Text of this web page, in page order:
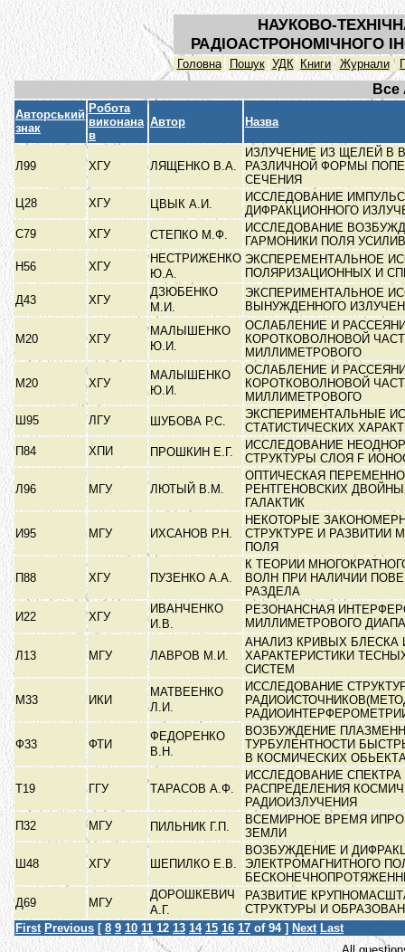
НАУКОВО-
РАДІОАСТРОНОМІЧНОГО
Головна Пошук УДК Книги Журнали
Все
Авторський
знак
Робота
виконана
в
Автор Назва
Л99 ХГУ ЛЯЩЕНКО В.А.
ИЗЛУЧЕНИЕ ИЗ ЩЕЛЕЙ В
РАЗЛИЧНОЙ ФОРМЫ
СЕЧЕНИЯ
Ц28
ХГУ ЦВЫК А.И.
ИССЛЕДОВАНИЕ
ДИФРАКЦИОННОГО
С79
ХГУ СТЕПКО М.Ф.
ИССЛЕДОВАНИЕ
ГАРМОНИКИ ПОЛЯ
Н56
ХГУ
НЕСТРИЖЕНКО
Ю.А.
ЭКСПЕРЕМЕНТАЛЬНОЕ
ПОЛЯРИЗАЦИОННЫХ И
Д43
ХГУ
ДЗЮБЕНКО
М.И.
ЭКСПЕРИМЕНТАЛЬНОЕ
ВЫНУЖДЕННОГО
М20 ХГУ
МАЛЫШЕНКО
Ю.И.
ОСЛАБЛЕНИЕ И
КОРОТКОВОЛНОВОЙ
МИЛЛИМЕТРОВОГО
М20 ХГУ
МАЛЫШЕНКО
Ю.И.
ОСЛАБЛЕНИЕ И
КОРОТКОВОЛНОВОЙ
МИЛЛИМЕТРОВОГО
Ш95
ЛГУ ШУБОВА Р.С.
ЭКСПЕРИМЕНТАЛЬНЫЕ
СТАТИСТИЧЕСКИХ
П84
ХПИ ПРОШКИН Е.Г.
ИССЛЕДОВАНИЕ
СТРУКТУРЫ СЛОЯ F
Л96 МГУ ЛЮТЫЙ В.М.
ОПТИЧЕСКАЯ
РЕНТГЕНОВСКИХ
ГАЛАКТИК
И95 МГУ ИХСАНОВ Р.Н.
НЕКОТОРЫЕ
СТРУКТУРЕ И РАЗВИТИИ
ПОЛЯ
П88 ХГУ ПУЗЕНКО А.А.
К ТЕОРИИ
ВОЛН ПРИ НАЛИЧИИ
РАЗДЕЛА
И22
ХГУ
ИВАНЧЕНКО
И.В.
РЕЗОНАНСНАЯ
МИЛЛИМЕТРОВОГО
Л13 МГУ ЛАВРОВ М.И.
АНАЛИЗ КРИВЫХ БЛЕСКА
ХАРАКТЕРИСТИКИ
СИСТЕМ
М33 ИКИ
МАТВЕЕНКО
Л.И.
ИССЛЕДОВАНИЕ
Ф33 ФТИ
ФЕДОРЕНКО
В.Н.
ВОЗБУЖДЕНИЕ
ТУРБУЛЕНТНОСТИ
В КОСМИЧЕСКИХ
Т19 ГГУ ТАРАСОВ А.Ф.
ИССЛЕДОВАНИЕ СПЕКТРА
РАСПРЕДЕЛЕНИЯ
РАДИОИЗЛУЧЕНИЯ
П32
МГУ ПИЛЬНИК Г.П.
ВСЕМИРНОЕ ВРЕМЯ
ЗЕМЛИ
Ш48 ХГУ ШЕПИЛКО Е.В.
ВОЗБУЖДЕНИЕ И
ЭЛЕКТРОМАГНИТНОГО
Д69
МГУ
ДОРОШКЕВИЧ
А.Г.
РАЗВИТИЕ
СТРУКТУРЫ И
First Previous [ 8 9 10 11 12 13 14 15 16 17 of 94 ] Next Last